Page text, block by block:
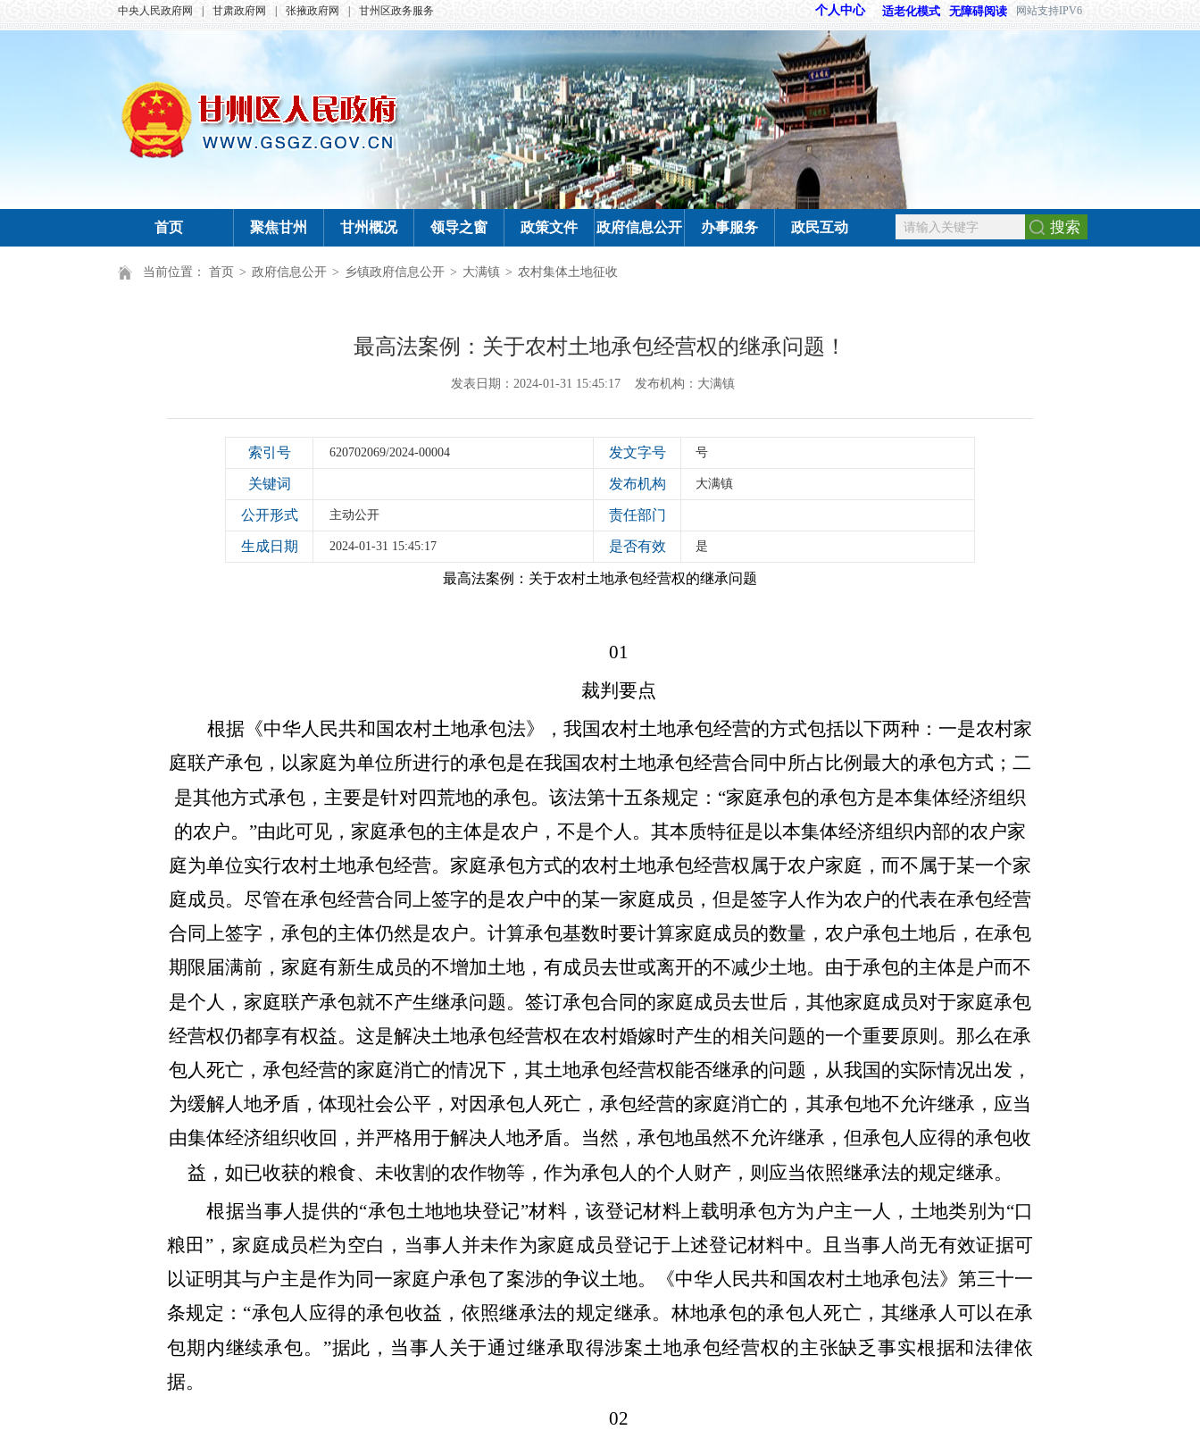
中央人民政府网 甘肃政府网 张掖政府网 甘州区政务服务 网站支持IPV6
无障碍阅读
适老化模式
个人中心
首页 聚焦甘州 甘州概况 领导之窗 政策文件 政府信息公开 办事服务 政民互动 搜索
当前位置： 首页 > 政府信息公开 > 乡镇政府信息公开 > 大满镇 > 农村集体土地征收
最高法案例：关于农村土地承包经营权的继承问题！
发表日期：2024-01-31 15:45:17 发布机构：大满镇
索引号 620702069/2024-00004 发文字号 号
关键词 发布机构 大满镇
公开形式 主动公开 责任部门
生成日期 2024-01-31 15:45:17 是否有效 是
最高法案例：关于农村土地承包经营权的继承问题
01
裁判要点
根据《中华人民共和国农村土地承包法》，我国农村土地承包经营的方式包括以下两种：一是农村家
庭联产承包，以家庭为单位所进行的承包是在我国农村土地承包经营合同中所占比例最大的承包方式；二
是其他方式承包，主要是针对四荒地的承包。该法第十五条规定：“家庭承包的承包方是本集体经济组织
的农户。”由此可见，家庭承包的主体是农户，不是个人。其本质特征是以本集体经济组织内部的农户家
庭为单位实行农村土地承包经营。家庭承包方式的农村土地承包经营权属于农户家庭，而不属于某一个家
庭成员。尽管在承包经营合同上签字的是农户中的某一家庭成员，但是签字人作为农户的代表在承包经营
合同上签字，承包的主体仍然是农户。计算承包基数时要计算家庭成员的数量，农户承包土地后，在承包
期限届满前，家庭有新生成员的不增加土地，有成员去世或离开的不减少土地。由于承包的主体是户而不
是个人，家庭联产承包就不产生继承问题。签订承包合同的家庭成员去世后，其他家庭成员对于家庭承包
经营权仍都享有权益。这是解决土地承包经营权在农村婚嫁时产生的相关问题的一个重要原则。那么在承
包人死亡，承包经营的家庭消亡的情况下，其土地承包经营权能否继承的问题，从我国的实际情况出发，
为缓解人地矛盾，体现社会公平，对因承包人死亡，承包经营的家庭消亡的，其承包地不允许继承，应当
由集体经济组织收回，并严格用于解决人地矛盾。当然，承包地虽然不允许继承，但承包人应得的承包收
益，如已收获的粮食、未收割的农作物等，作为承包人的个人财产，则应当依照继承法的规定继承。
根据当事人提供的“承包土地地块登记”材料，该登记材料上载明承包方为户主一人，土地类别为“口
粮田”，家庭成员栏为空白，当事人并未作为家庭成员登记于上述登记材料中。且当事人尚无有效证据可
以证明其与户主是作为同一家庭户承包了案涉的争议土地。《中华人民共和国农村土地承包法》第三十一
条规定：“承包人应得的承包收益，依照继承法的规定继承。林地承包的承包人死亡，其继承人可以在承
包期内继续承包。”据此，当事人关于通过继承取得涉案土地承包经营权的主张缺乏事实根据和法律依
据。
02